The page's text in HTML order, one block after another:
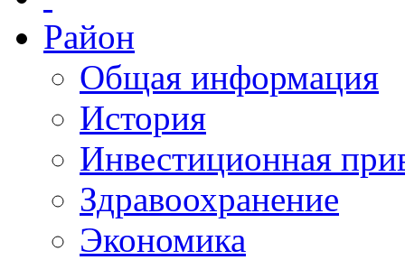
Район
Общая информация
История
Инвестиционная
Здравоохранение
Экономика